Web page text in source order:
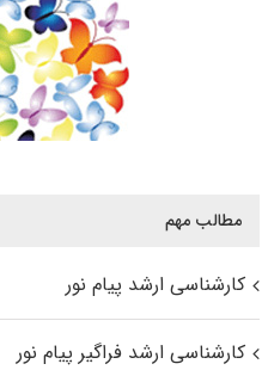
مطالب مهم
کارشناسی ارشد پیام نور
کارشناسی ارشد فراگیر پیام نور